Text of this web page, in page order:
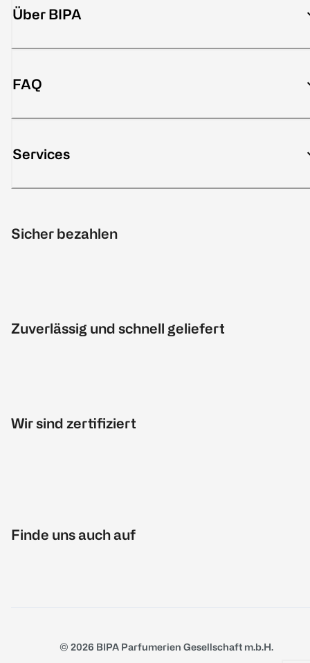
Über BIPA
FAQ
Services
Sicher bezahlen
Zuverlässig und schnell geliefert
Wir sind zertifiziert
Finde uns auch auf
© 2026 BIPA Parfumerien Gesellschaft m.b.H.